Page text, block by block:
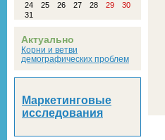
24
25 26 27 28 29
30
31
Актуально
Корни и ветви
демографических проблем
Маркетинговые
исследования